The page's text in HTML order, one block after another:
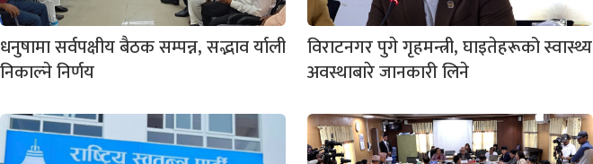
धनुषामा सर्वपक्षीय बैठक सम्पन्न, सद्भाव र्याली
निकाल्ने निर्णय
विराटनगर पुगे गृहमन्त्री, घाइतेहरूको स्वास्थ्य
अवस्थाबारे जानकारी लिने